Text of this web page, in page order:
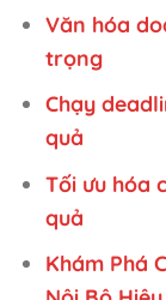
Văn hóa
trọng
Chạy
quả
Tối ưu hóa
quả
Khám Phá